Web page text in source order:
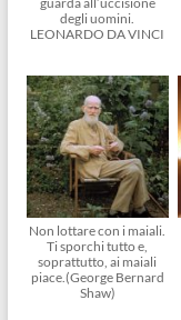
degli uomini.
LEONARDO DA VINCI
Non lottare con i maiali.
Ti sporchi tutto e,
soprattutto, ai maiali
piace.(George Bernard
Shaw)